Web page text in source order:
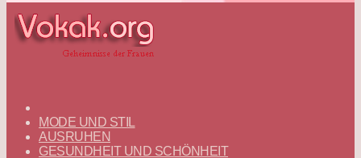
—
DEUTSCH
MODE UND STIL
AUSRUHEN
GESUNDHEIT UND SCHÖNHEIT